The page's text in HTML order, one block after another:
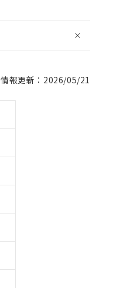
情報更新：2026/05/21